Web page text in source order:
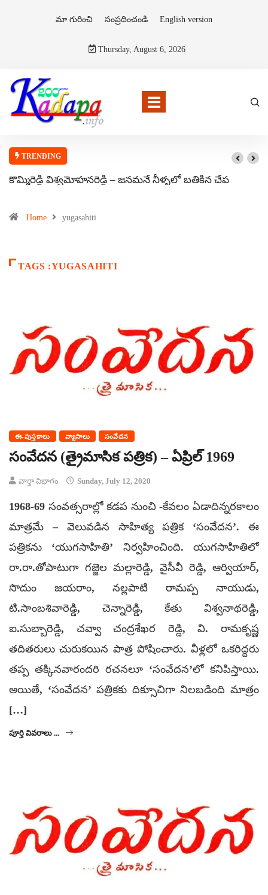
మా గురించి సంప్రదించండి English version
Thursday, August 6, 2026
TRENDING
కొమ్మిరెడ్డి విశ్వమోహనరెడ్డి – జనమనే నీళ్ళలో బతికిన చేప
Home yugasahiti
TAGS :YUGASAHITI
ఈ-పుస్తకాలు వ్యాసాలు సంవేదన
సంవేదన (త్రైమాసిక పత్రిక) – ఏప్రిల్ 1969
వార్తా విభాగం Sunday, July 12, 2020
1968-69 సంవత్సరాల్లో కడప నుంచి -కేవలం ఏడాదిన్నరకాలం
మాత్రమే – వెలువడిన సాహిత్య పత్రిక ‘సంవేదన’. ఈ
పత్రికను ‘యుగసాహితి’ నిర్వహించింది. యుగసాహితిలో
రా.రా.తోపాటుగా గజ్జెల మల్లారెడ్డి, వైసీవీ రెడ్డి, ఆర్వియార్,
సొదుం జయరాం, నల్లపాటి రామప్ప నాయుడు,
టి.సాంబశివారెడ్డి, చెన్నారెడ్డి, కేతు విశ్వనాథరెడ్డి,
ఐ.సుబ్బారెడ్డి, చవ్వా చంద్రశేఖర రెడ్డి, వి. రామకృష్ణ
తదితరులు చురుకయిన పాత్ర పోషించారు. వీళ్లలో ఒకరిద్దరు
తప్ప తక్కినవారందరి రచనలూ ‘సంవేదన’లో కనిపిస్తాయి.
అయితే, ‘సంవేదన’ పత్రికకు దిక్సూచిగా నిలబడింది మాత్రం
[…]
పూర్తి వివరాలు ...